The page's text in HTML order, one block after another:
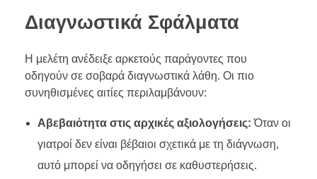
Διαγνωστικά Σφάλματα
Η μελέτη ανέδειξε αρκετούς παράγοντες που
οδηγούν σε σοβαρά διαγνωστικά λάθη. Οι πιο
συνηθισμένες αιτίες περιλαμβάνουν:
Αβεβαιότητα στις αρχικές αξιολογήσεις: Όταν οι
γιατροί δεν είναι βέβαιοι σχετικά με τη διάγνωση,
αυτό μπορεί να οδηγήσει σε καθυστερήσεις.